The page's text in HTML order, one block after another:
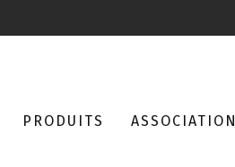
PRODUITS ASSOCIATION